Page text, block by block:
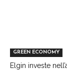
GREEN ECONOMY
Elgin investe